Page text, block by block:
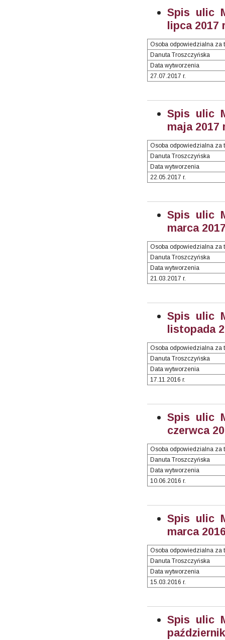
Spis ulic
lipca 2017
Osoba odpowiedzialna za
Danuta Troszczyńska
Data wytworzenia
27.07.2017 r.
Spis ulic
maja 2017
Osoba odpowiedzialna za
Danuta Troszczyńska
Data wytworzenia
22.05.2017 r.
Spis ulic
marca
Osoba odpowiedzialna za
Danuta Troszczyńska
Data wytworzenia
21.03.2017 r.
Spis ulic
listopada
Osoba odpowiedzialna za
Danuta Troszczyńska
Data wytworzenia
17.11.2016 r.
Spis ulic
czerwca
Osoba odpowiedzialna za
Danuta Troszczyńska
Data wytworzenia
10.06.2016 r.
Spis ulic
marca
Osoba odpowiedzialna za
Danuta Troszczyńska
Data wytworzenia
15.03.2016 r.
Spis ulic